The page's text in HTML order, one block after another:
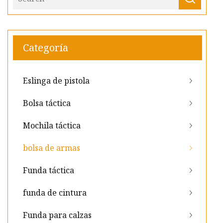
Categoría
Eslinga de pistola
Bolsa táctica
Mochila táctica
bolsa de armas
Funda táctica
funda de cintura
Funda para calzas